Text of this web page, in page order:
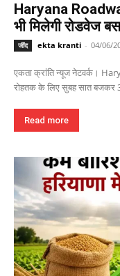
Haryana
भी मिलेगी रोडवेज
जींद ekta kranti - 04/06/
एकता क्रांति न्यूज नेटवर्क।
रोहतक के लिए सुबह सात बजकर
Read more